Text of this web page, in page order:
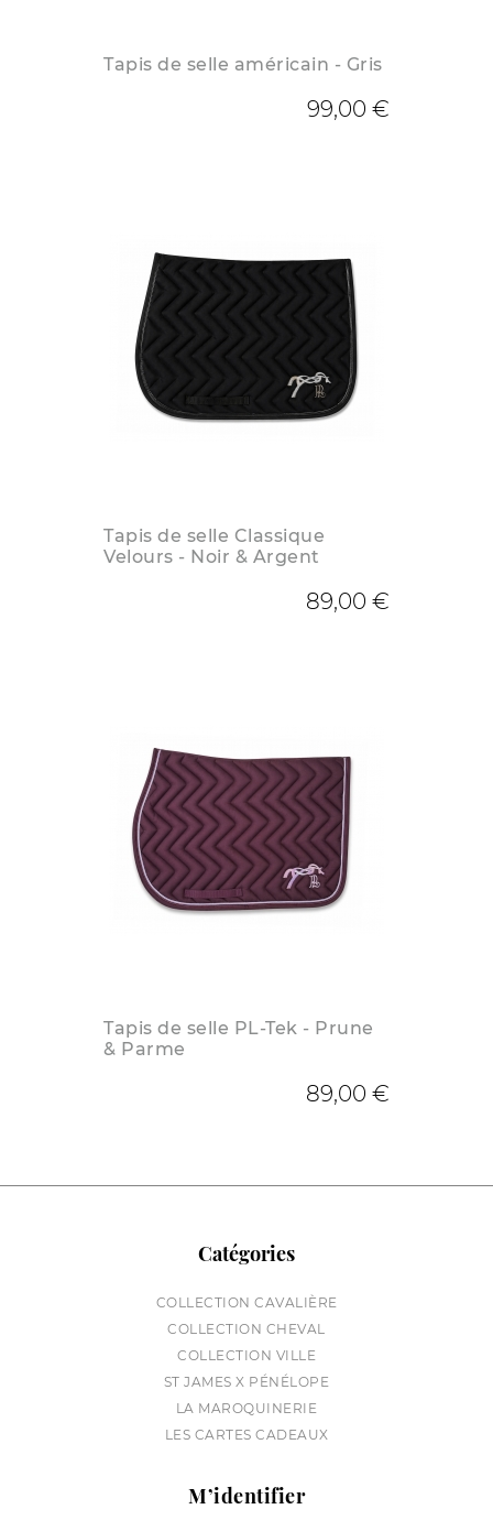
Tapis de selle américain - Gris
99,00 €
Tapis de selle Classique
Velours - Noir & Argent
89,00 €
Tapis de selle PL-Tek - Prune
& Parme
89,00 €
Catégories
COLLECTION CAVALIÈRE
COLLECTION CHEVAL
COLLECTION VILLE
ST JAMES X PÉNÉLOPE
LA MAROQUINERIE
LES CARTES CADEAUX
M’identifier